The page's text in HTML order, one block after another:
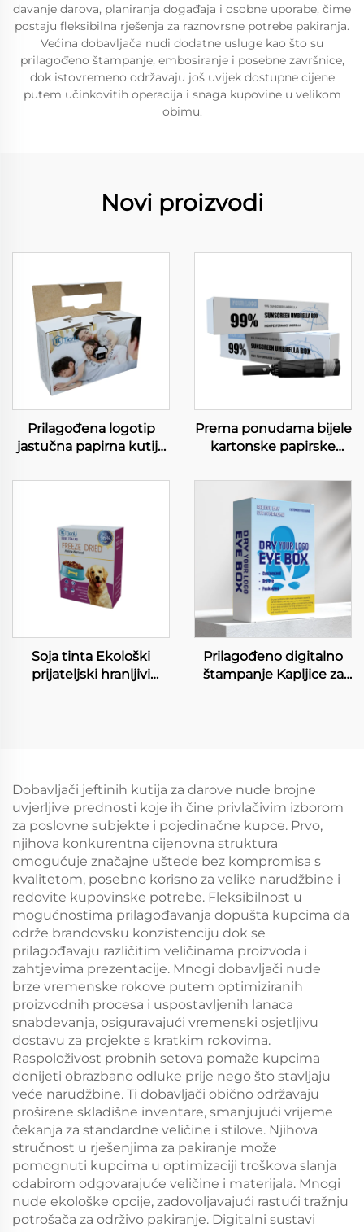
davanje darova, planiranja događaja i osobne uporabe, čime
postaju fleksibilna rješenja za raznovrsne potrebe pakiranja.
Većina dobavljača nudi dodatne usluge kao što su
prilagođeno štampanje, embosiranje i posebne završnice,
dok istovremeno održavaju još uvijek dostupne cijene
putem učinkovitih operacija i snaga kupovine u velikom
obimu.
Novi proizvodi
Prilagođena logotip
jastučna papirna kutija
Corrugated Karton
jastuke s ružicom
Prema ponudama bijele
kartonske papirske
kvalitete s
prilagođenom
digitalnom
štampanjem
Soja tinta Ekološki
prijateljski hranljivi
Prilagođene vrhunskog
kvaliteta hrane za
ljubimce kutije
Prilagođeno digitalno
štampanje Kapljice za
Dobavljači jeftinih kutija za darove nude brojne
uvjerljive prednosti koje ih čine privlačivim izborom
za poslovne subjekte i pojedinačne kupce. Prvo,
njihova konkurentna cijenovna struktura
omogućuje značajne uštede bez kompromisa s
kvalitetom, posebno korisno za velike narudžbine i
redovite kupovinske potrebe. Fleksibilnost u
mogućnostima prilagođavanja dopušta kupcima da
održe brandovsku konzistenciju dok se
prilagođavaju različitim veličinama proizvoda i
zahtjevima prezentacije. Mnogi dobavljači nude
brze vremenske rokove putem optimiziranih
proizvodnih procesa i uspostavljenih lanaca
snabdevanja, osiguravajući vremenski osjetljivu
dostavu za projekte s kratkim rokovima.
Raspoloživost probnih setova pomaže kupcima
donijeti obrazbano odluke prije nego što stavljaju
veće narudžbine. Ti dobavljači obično održavaju
proširene skladišne inventare, smanjujući vrijeme
čekanja za standardne veličine i stilove. Njihova
stručnost u rješenjima za pakiranje može
pomognuti kupcima u optimizaciji troškova slanja
odabirom odgovarajuće veličine i materijala. Mnogi
nude ekološke opcije, zadovoljavajući rastući tražnju
potrošača za održivo pakiranje. Digitalni sustavi